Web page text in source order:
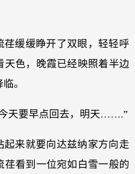
荏缓缓睁开了双眼，轻轻呼
天色，晚霞已经映照着半边
。
天要早点回去，明天…….”
起来就要向达兹纳家方向走
荏看到一位宛如白雪一般的